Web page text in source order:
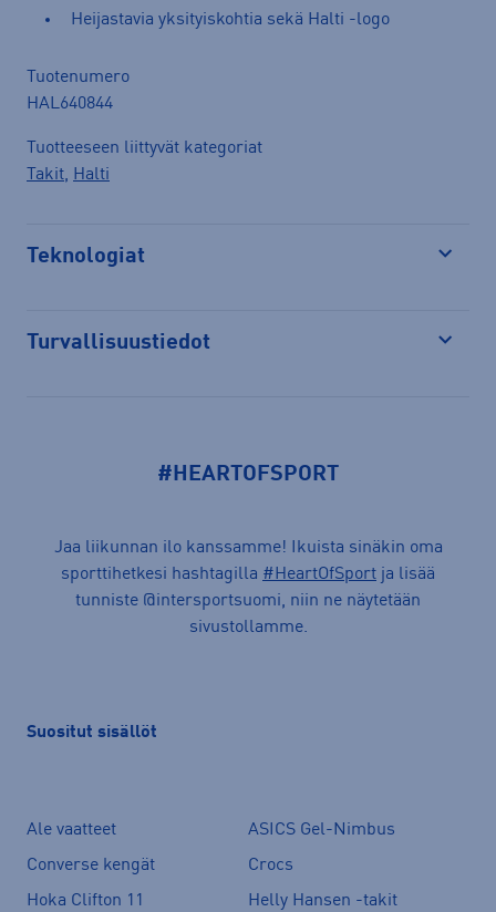
Heijastavia yksityiskohtia sekä Halti -logo
Tuotenumero
HAL640844
Tuotteeseen liittyvät kategoriat
Takit, Halti
Teknologiat
Turvallisuustiedot
#HEARTOFSPORT
Jaa liikunnan ilo kanssamme! Ikuista sinäkin oma
sporttihetkesi hashtagilla #HeartOfSport ja lisää
tunniste @intersportsuomi, niin ne näytetään
sivustollamme.
Suositut sisällöt
Ale vaatteet
ASICS Gel-Nimbus
Converse kengät
Crocs
Hoka Clifton 11
Helly Hansen -takit